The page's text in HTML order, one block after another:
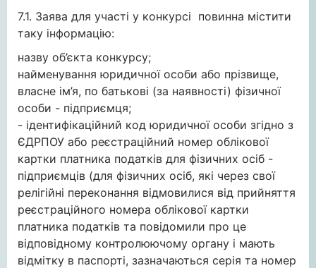
7.1. Заява для участі у конкурсі повинна містити
таку інформацію:
назву об’єкта конкурсу;
найменування юридичної особи або прізвище,
власне ім’я, по батькові (за наявності) фізичної
особи - підприємця;
- ідентифікаційний код юридичної особи згідно з
ЄДРПОУ або реєстраційний номер облікової
картки платника податків для фізичних осіб -
підприємців (для фізичних осіб, які через свої
релігійні переконання відмовилися від прийняття
реєстраційного номера облікової картки
платника податків та повідомили про це
відповідному контролюючому органу і мають
відмітку в паспорті, зазначаються серія та номер